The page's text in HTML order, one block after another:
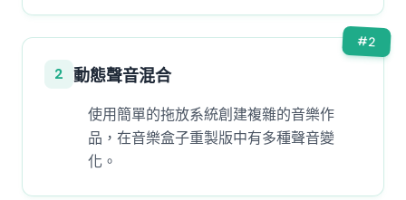
#2
2 動態聲音混合
使用簡單的拖放系統創建複雜的音樂作
品，在音樂盒子重製版中有多種聲音變
化。